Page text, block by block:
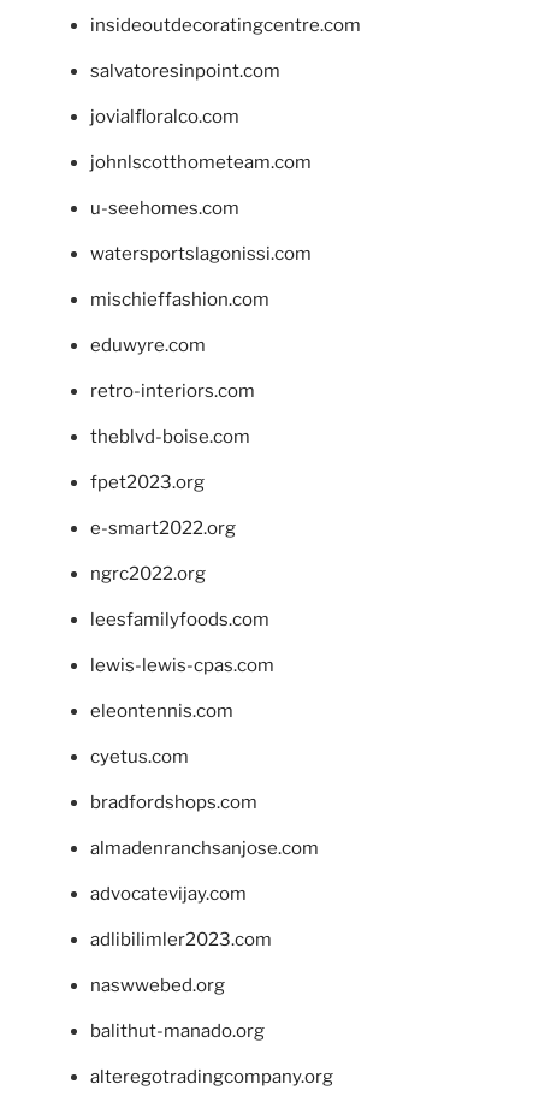
insideoutdecoratingcentre.com
salvatoresinpoint.com
jovialfloralco.com
johnlscotthometeam.com
u-seehomes.com
watersportslagonissi.com
mischieffashion.com
eduwyre.com
retro-interiors.com
theblvd-boise.com
fpet2023.org
e-smart2022.org
ngrc2022.org
leesfamilyfoods.com
lewis-lewis-cpas.com
eleontennis.com
cyetus.com
bradfordshops.com
almadenranchsanjose.com
advocatevijay.com
adlibilimler2023.com
naswwebed.org
balithut-manado.org
alteregotradingcompany.org